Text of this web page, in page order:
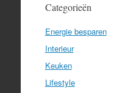
Categorieën
Energie besparen
Interieur
Keuken
Lifestyle